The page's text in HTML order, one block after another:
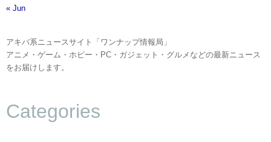
« Jun
アキバ系ニュースサイト「ワンナップ情報局」
アニメ・ゲーム・ホビー・PC・ガジェット・グルメなどの最新ニュース
をお届けします。
Categories